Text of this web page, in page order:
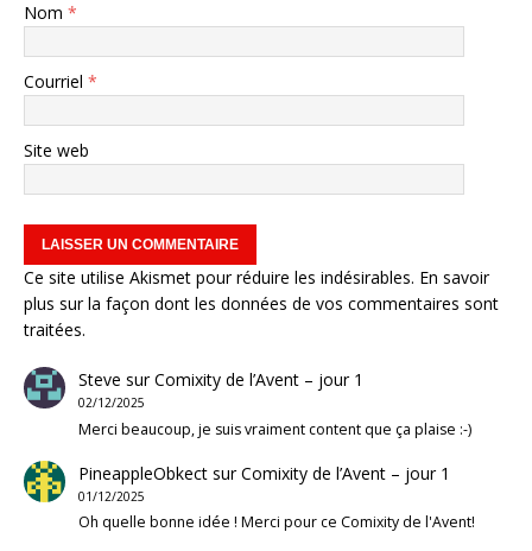
Nom *
Courriel *
Site web
Ce site utilise Akismet pour réduire les indésirables. En savoir
plus sur la façon dont les données de vos commentaires sont
traitées.
Steve surComixity de l’Avent – jour 1
02/12/2025
Merci beaucoup, je suis vraiment content que ça plaise :-)
PineappleObkectsurComixity de l’Avent – jour 1
01/12/2025
Oh quelle bonne idée ! Merci pour ce Comixity de l'Avent!